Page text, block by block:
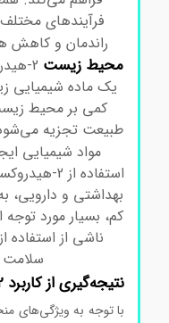
فرآیندهای مختلف
راندمان و کاهش
محیط زیست 2-
یک ماده شیمیایی
کمی بر محیط زیست
طبیعت تجزیه می‌شود
مواد شیمیایی
استفاده از 2-
بهداشتی و دارویی، به
کم، بسیار مورد
ناشی از استفاده
سلامت
نتیجه‌گیری از کاربرد 2-هیدروکسی اتیل دی سولفید
با توجه به ویژگی‌های